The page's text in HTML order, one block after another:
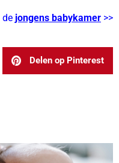
de jongens babykamer >>
Delen op Pinterest